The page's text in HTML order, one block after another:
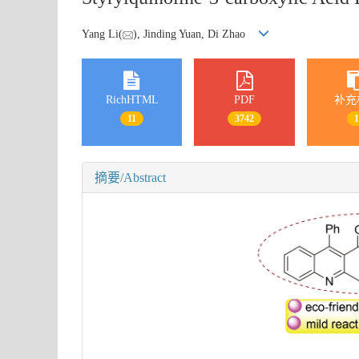
Yang Li( ), Jinding Yuan, Di Zhao
RichHTML
11
PDF
3742
补
1
摘要/Abstract